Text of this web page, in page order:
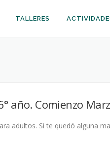
TALLERES
año. Comienzo
adultos. Si te quedó alguna